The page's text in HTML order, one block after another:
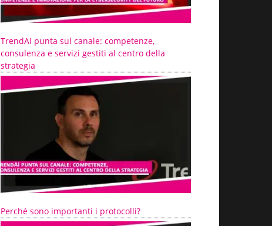
TrendAI punta sul canale: competenze,
consulenza e servizi gestiti al centro della
strategia
Perché sono importanti i protocolli?